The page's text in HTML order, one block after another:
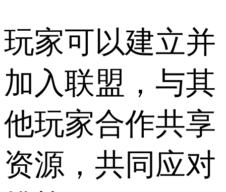
玩家可以建立并
加入联盟，与其
他玩家合作共享
资源，共同应对